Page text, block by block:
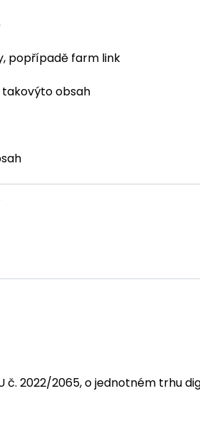
popřípadě farm link
takovýto obsah
č. 2022/2065, o jednotném trhu